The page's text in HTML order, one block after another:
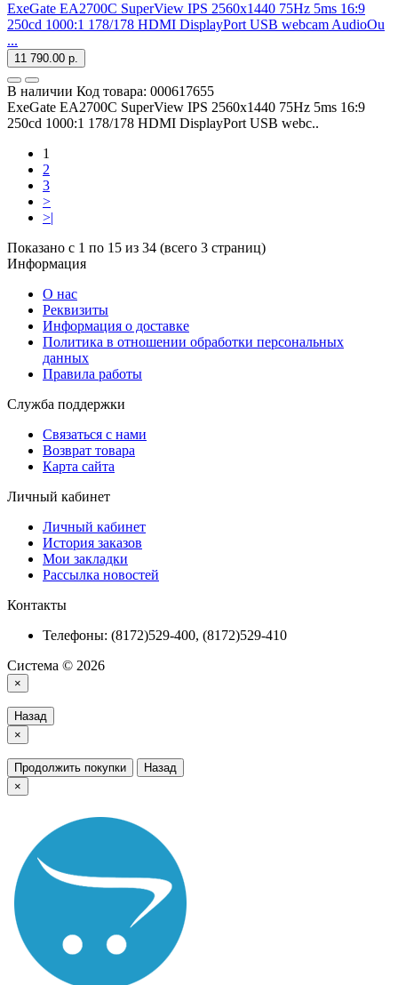
ExeGate EA2700C SuperView IPS 2560x1440 75Hz 5ms 16:9
250cd 1000:1 178/178 HDMI DisplayPort USB webcam AudioOu
...
11 790.00 р.
В наличии Код товара: 000617655
ExeGate EA2700C SuperView IPS 2560x1440 75Hz 5ms 16:9
250cd 1000:1 178/178 HDMI DisplayPort USB webc..
1
2
3
>
>|
Показано с 1 по 15 из 34 (всего 3 страниц)
Информация
О нас
Реквизиты
Информация о доставке
Политика в отношении обработки персональных
данных
Правила работы
Служба поддержки
Связаться с нами
Возврат товара
Карта сайта
Личный кабинет
Личный кабинет
История заказов
Мои закладки
Рассылка новостей
Контакты
Телефоны: (8172)529-400, (8172)529-410
Система © 2026
×
Назад
×
Продолжить покупки
Назад
×